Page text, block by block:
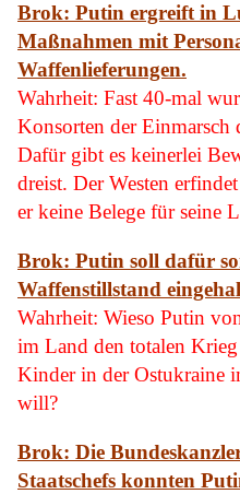
Brok: Putin ergreift in
Maßnahmen mit
Waffenlieferungen.
Wahrheit: Fast 40-mal
Konsorten der Einmarsch
Dafür gibt es keinerlei
dreist. Der Westen
er keine Belege für seine
Brok: Putin soll dafür
Waffenstillstand
Wahrheit: Wieso Putin
im Land den totalen
Kinder in der Ostukraine
will?
Brok: Die
Staatschefs konnten